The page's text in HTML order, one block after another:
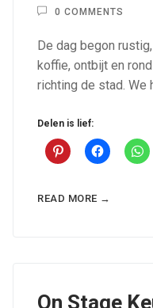
0 COMMENTS
De dag begon
koffie, ontbijt en
richting de stad. We
Delen is lief:
READ MORE →
On Stage